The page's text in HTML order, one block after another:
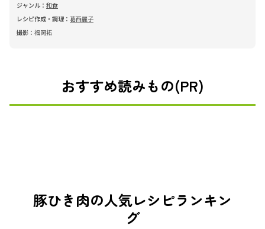
ジャンル： 和食
レシピ作成・調理： 葛西麗子
撮影： 福岡拓
おすすめ読みもの(PR)
豚ひき肉の人気レシピランキン
グ